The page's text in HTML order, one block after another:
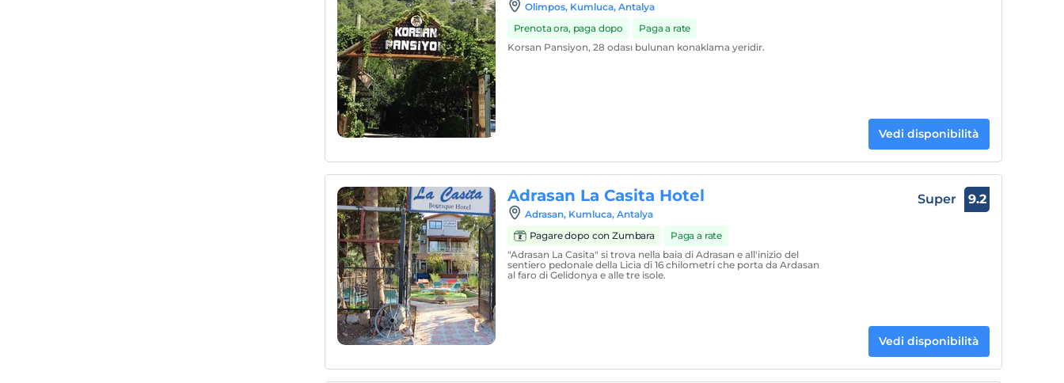
Olimpos, Kumluca, Antalya
Prenota ora, paga dopo
Paga a rate
Korsan Pansiyon, 28 odası bulunan konaklama yeridir.
Vedi disponibilità
Adrasan La Casita Hotel
Adrasan, Kumluca, Antalya
Pagare dopo con Zumbara
Paga a rate
"Adrasan La Casita" si trova nella baia di Adrasan e all'inizio del
sentiero pedonale della Licia di 16 chilometri che porta da Ardasan
al faro di Gelidonya e alle tre isole.
Super 9.2
Vedi disponibilità